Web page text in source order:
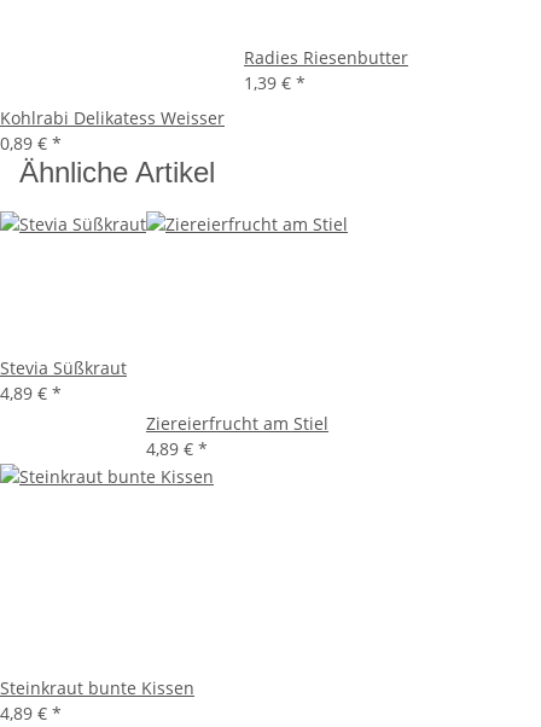
Kohlrabi Delikatess Weisser
0,89 € *
Radies Riesenbutter
1,39 € *
Ähnliche Artikel
Stevia Süßkraut
4,89 € *
Ziereierfrucht am Stiel
4,89 € *
Steinkraut bunte Kissen
4,89 € *